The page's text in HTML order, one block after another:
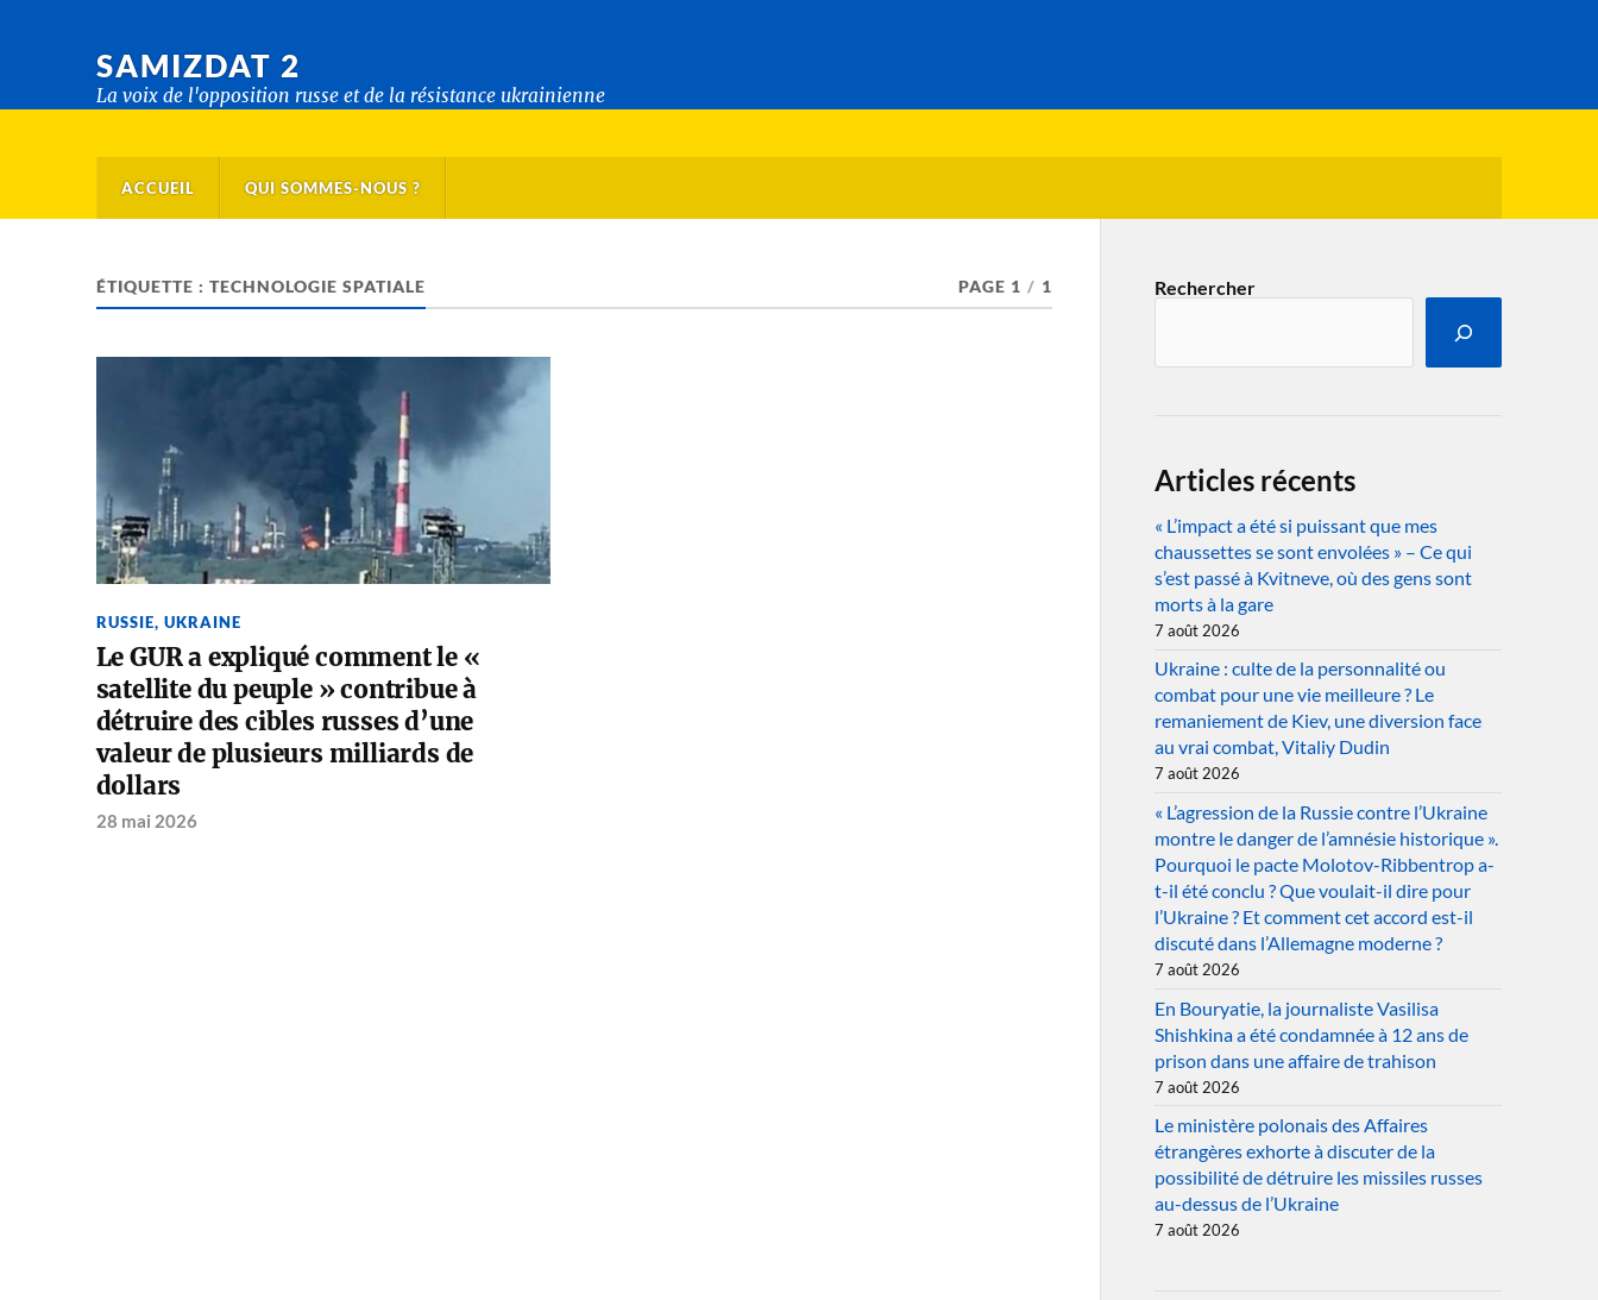
SAMIZDAT 2
La voix de l'opposition russe et de la résistance ukrainienne
ACCUEIL QUI SOMMES-NOUS ?
ÉTIQUETTE : TECHNOLOGIE SPATIALE PAGE 1 / 1
RUSSIE, UKRAINE
Le GUR a expliqué comment le «
satellite du peuple » contribue à
détruire des cibles russes d’une
valeur de plusieurs milliards de
dollars
28 mai 2026
Rechercher
Articles récents
« L’impact a été si puissant que mes
chaussettes se sont envolées » – Ce qui
s’est passé à Kvitneve, où des gens sont
morts à la gare
7 août 2026
Ukraine : culte de la personnalité ou
combat pour une vie meilleure ? Le
remaniement de Kiev, une diversion face
au vrai combat, Vitaliy Dudin
7 août 2026
« L’agression de la Russie contre l’Ukraine
montre le danger de l’amnésie historique ».
Pourquoi le pacte Molotov-Ribbentrop a-
t-il été conclu ? Que voulait-il dire pour
l’Ukraine ? Et comment cet accord est-il
discuté dans l’Allemagne moderne ?
7 août 2026
En Bouryatie, la journaliste Vasilisa
Shishkina a été condamnée à 12 ans de
prison dans une affaire de trahison
7 août 2026
Le ministère polonais des Affaires
étrangères exhorte à discuter de la
possibilité de détruire les missiles russes
au-dessus de l’Ukraine
7 août 2026